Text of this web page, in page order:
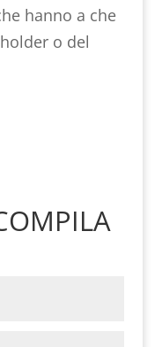
hanno a che
o del